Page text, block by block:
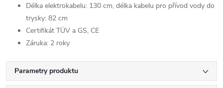
Délka elektrokabelu: 130 cm, délka kabelu pro přívod vody do
trysky: 82 cm
Certifikát TÜV a GS, CE
Záruka: 2 roky
Parametry produktu